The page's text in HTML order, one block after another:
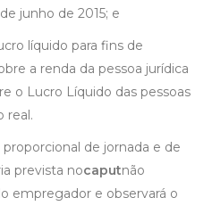
junho de 2015; e
líquido para fins de
a renda da pessoa jurídica
o Lucro Líquido das pessoas
real.
de jornada e de
prevista nocaputnão
empregador e observará o